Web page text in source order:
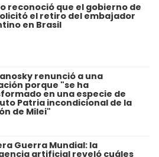
reconoció que el gobierno de
el retiro del embajador
en Brasil
renunció a una
porque "se ha
en una especie de
Patria incondicional de la
de Milei"
Guerra Mundial: la
artificial reveló cuáles